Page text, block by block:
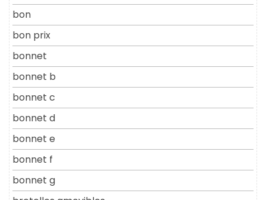
bon
bon prix
bonnet
bonnet b
bonnet c
bonnet d
bonnet e
bonnet f
bonnet g